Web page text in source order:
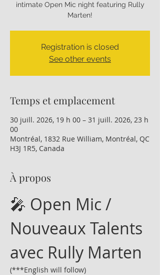
intimate Open Mic night featuring Rully
Marten!
Registration is closed
See other events
Temps et emplacement
30 juill. 2026, 19 h 00 – 31 juill. 2026, 23 h
00
Montréal, 1832 Rue William, Montréal, QC
H3J 1R5, Canada
À propos
🎤 Open Mic /
Nouveaux Talents
avec Rully Marten
(***English will follow)